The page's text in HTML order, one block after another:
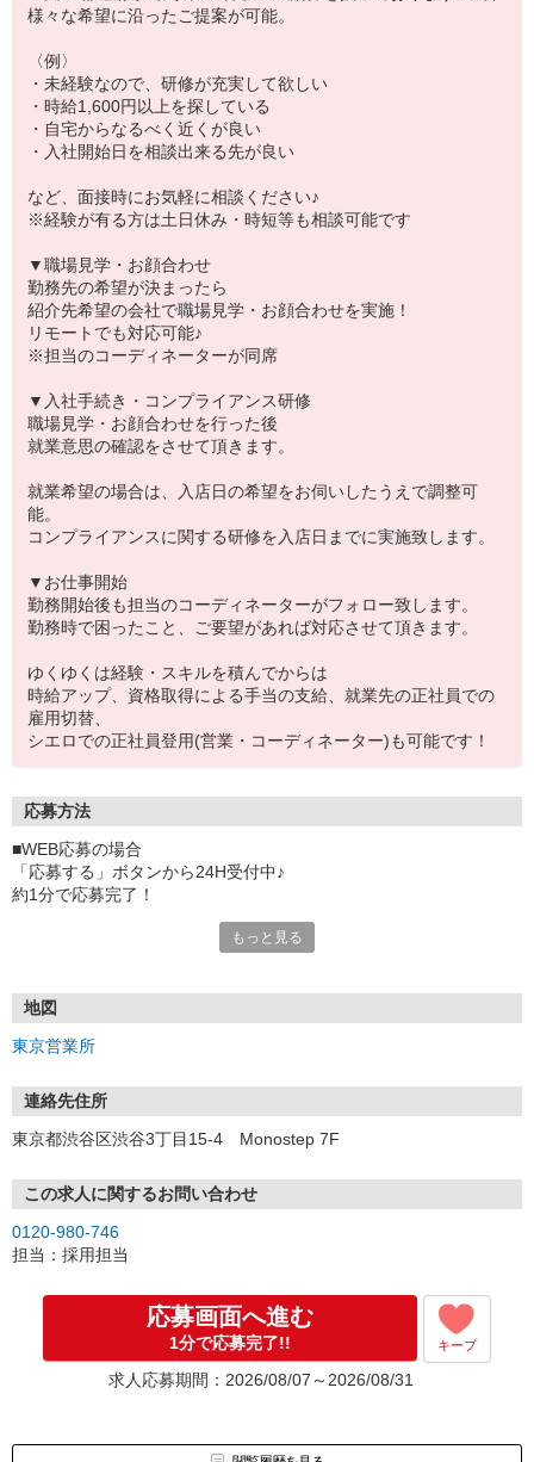
様々な希望に沿ったご提案が可能。
〈例〉
・未経験なので、研修が充実して欲しい
・時給1,600円以上を探している
・自宅からなるべく近くが良い
・入社開始日を相談出来る先が良い
など、面接時にお気軽に相談ください♪
※経験が有る方は土日休み・時短等も相談可能です
▼職場見学・お顔合わせ
勤務先の希望が決まったら
紹介先希望の会社で職場見学・お顔合わせを実施！
リモートでも対応可能♪
※担当のコーディネーターが同席
▼入社手続き・コンプライアンス研修
職場見学・お顔合わせを行った後
就業意思の確認をさせて頂きます。
就業希望の場合は、入店日の希望をお伺いしたうえで調整可
能。
コンプライアンスに関する研修を入店日までに実施致します。
▼お仕事開始
勤務開始後も担当のコーディネーターがフォロー致します。
勤務時で困ったこと、ご要望があれば対応させて頂きます。
ゆくゆくは経験・スキルを積んでからは
時給アップ、資格取得による手当の支給、就業先の正社員での
雇用切替、
シエロでの正社員登用(営業・コーディネーター)も可能です！
応募方法
■WEB応募の場合
「応募する」ボタンから24H受付中♪
約1分で応募完了！
①応募から3営業日を目安に、メールorお電話でご連絡します。
★スマホでWEB面接（LINEなど）・出張面接・事務所面接と選べま
す
③面接実施（履歴書不要）
※ご希望があれば、職場見学の調整もOKです！
お気軽にご応募ください♪
もっと見る
地図
東京営業所
連絡先住所
東京都渋谷区渋谷3丁目15-4 Monostep 7F
この求人に関するお問い合わせ
0120-980-746
担当：採用担当
応募画面へ進む
1分で応募完了!! キープ
求人応募期間：2026/08/07～2026/08/31